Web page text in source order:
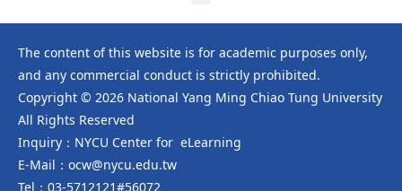
The content of this website is for academic purposes only,
and any commercial conduct is strictly prohibited.
Copyright © 2026 National Yang Ming Chiao Tung University
All Rights Reserved
Inquiry：NYCU Center for eLearning
E-Mail：ocw@nycu.edu.tw
Tel：03-5712121#56072